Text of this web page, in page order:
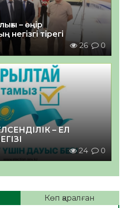
– өңір
тірегі
26 0
– ЕЛ
24 0
Көп қаралған